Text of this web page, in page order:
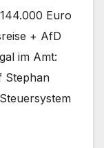
Euro
+ AfD
im Amt:
Stephan